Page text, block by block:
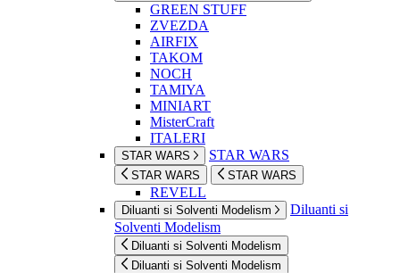
GREEN STUFF
ZVEZDA
AIRFIX
TAKOM
NOCH
TAMIYA
MINIART
MisterCraft
ITALERI
STAR WARS STAR WARS
STAR WARS STAR WARS
REVELL
Diluanti si Solventi Modelism
Diluanti si
Solventi Modelism
Diluanti si Solventi Modelism
Diluanti si Solventi Modelism